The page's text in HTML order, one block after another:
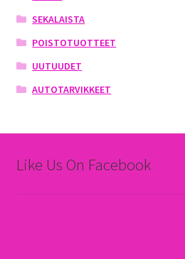
SEKALAISTA
POISTOTUOTTEET
UUTUUDET
AUTOTARVIKKEET
Like Us On Facebook